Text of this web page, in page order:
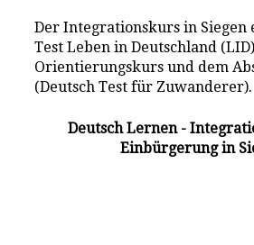
Der Integrationskurs in Siegen
Test Leben in Deutschland
Orientierungskurs und dem
(Deutsch Test für Zuwanderer).
Deutsch Lernen -
Einbürgerung in